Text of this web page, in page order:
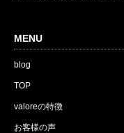
MENU
blog
TOP
valoreの特徴
お客様の声